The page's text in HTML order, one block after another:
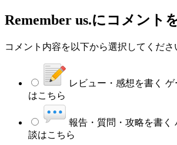
Remember us.にコメント
コメント内容を以下から選択してくださ
レビュー・感想を書く ゲ
はこちら
報告・質問・攻略を書く
談はこちら